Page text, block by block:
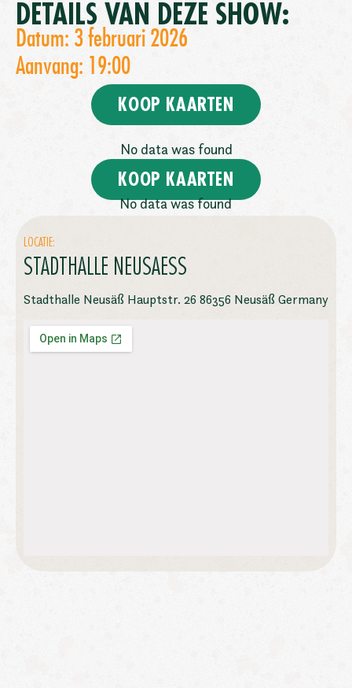
DETAILS VAN DEZE SHOW:
Datum: 3 februari 2026
Aanvang: 19:00
KOOP KAARTEN
No data was found
KOOP KAARTEN
No data was found
LOCATIE:
STADTHALLE NEUSAESS
Stadthalle Neusäß Hauptstr. 26 86356 Neusäß Germany